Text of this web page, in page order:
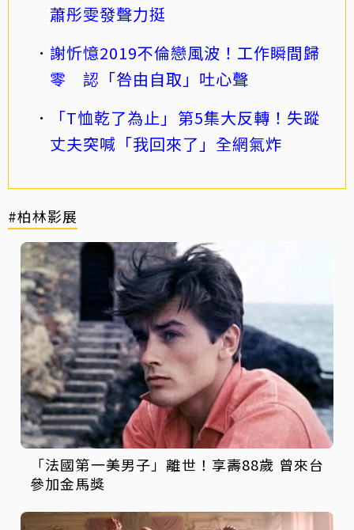
蕭彤雯發聲力挺
謝忻憶2019不倫戀風波！工作瞬間歸
零 認「咎由自取」吐心聲
「T恤乾了為止」第5集大反轉！失蹤
丈夫突喊「我回來了」全網氣炸
#柏林影展
「法國第一美男子」離世！享壽88歲 曾來台
參加金馬獎